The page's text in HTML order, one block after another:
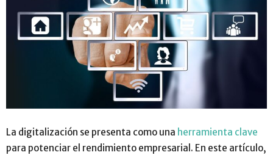
La digitalización se presenta como una herramienta clave
para potenciar el rendimiento empresarial. En este artículo,